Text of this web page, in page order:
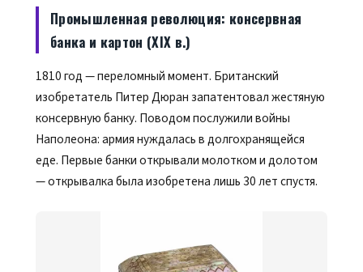
Промышленная революция: консервная
банка и картон (XIX в.)
1810 год — переломный момент. Британский
изобретатель Питер Дюран запатентовал жестяную
консервную банку. Поводом послужили войны
Наполеона: армия нуждалась в долгохранящейся
еде. Первые банки открывали молотком и долотом
— открывалка была изобретена лишь 30 лет спустя.